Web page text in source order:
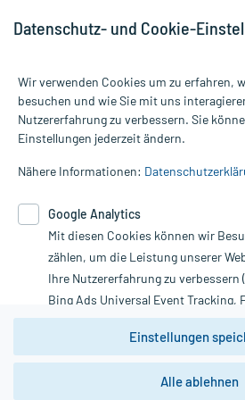
Bewertungen mit durchschnittlich 4,8
Alle Preise gelten inkl. MwSt., ggf. zzgl.
Informationen auf dieser Website werden
die Untersuchung und Behandlung
Therapien eingeleitet werden können. |
Google Analytics. Lesen Sie bitte dazu
unserer Datenschutzerklärung. Für den
nutzen Sie das Formular:
Vertrag widerrufen
*Hinweise zu unseren Aktionen und
Datenschutz- und Cookie-
Wir verwenden Cookies um zu erfahren,
besuchen und wie Sie mit uns
Nutzererfahrung zu verbessern. Sie
Einstellungen jederzeit ändern.
Nähere Informationen:
Google Analytics
Mit diesen Cookies können wir
zählen, um die Leistung unserer
Ihre Nutzererfahrung zu verbessern
Bing Ads Universal Event Tracking,
Youtube-Social Plugin).
Wir weisen darauf hin, dass die
zwingend den Europäischen
Einstellungen
Alle ablehnen